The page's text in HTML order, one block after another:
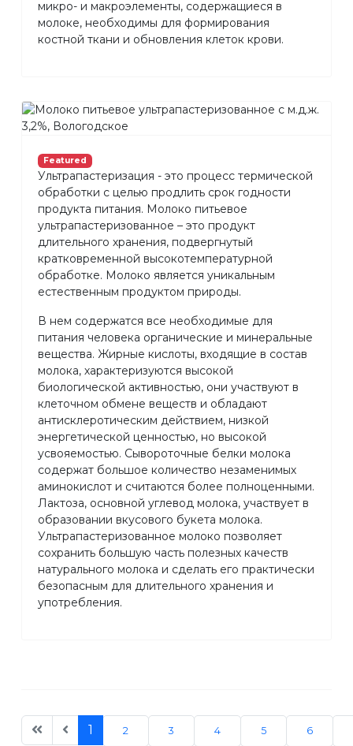
микро- и макроэлементы, содержащиеся в
молоке, необходимы для формирования
костной ткани и обновления клеток крови.
Featured
Ультрапастеризация - это процесс термической
обработки с целью продлить срок годности
продукта питания. Молоко питьевое
ультрапастеризованное – это продукт
длительного хранения, подвергнутый
кратковременной высокотемпературной
обработке. Молоко является уникальным
естественным продуктом природы.
В нем содержатся все необходимые для
питания человека органические и минеральные
вещества. Жирные кислоты, входящие в состав
молока, характеризуются высокой
биологической активностью, они участвуют в
клеточном обмене веществ и обладают
антисклеротическим действием, низкой
энергетической ценностью, но высокой
усвояемостью. Сывороточные белки молока
содержат большое количество незаменимых
аминокислот и считаются более полноценными.
Лактоза, основной углевод молока, участвует в
образовании вкусового букета молока.
Ультрапастеризованное молоко позволяет
сохранить большую часть полезных качеств
натурального молока и сделать его практически
безопасным для длительного хранения и
употребления.
1 2 3 4 5 6